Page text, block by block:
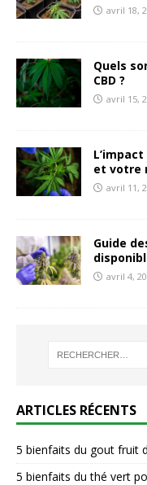
avril 18,
Quels
CBD ?
avril 15,
et votre
avril 11,
Guide
avril 4,
ARTICLES RÉCENTS
5 bienfaits du gout fruit
5 bienfaits du thé vert